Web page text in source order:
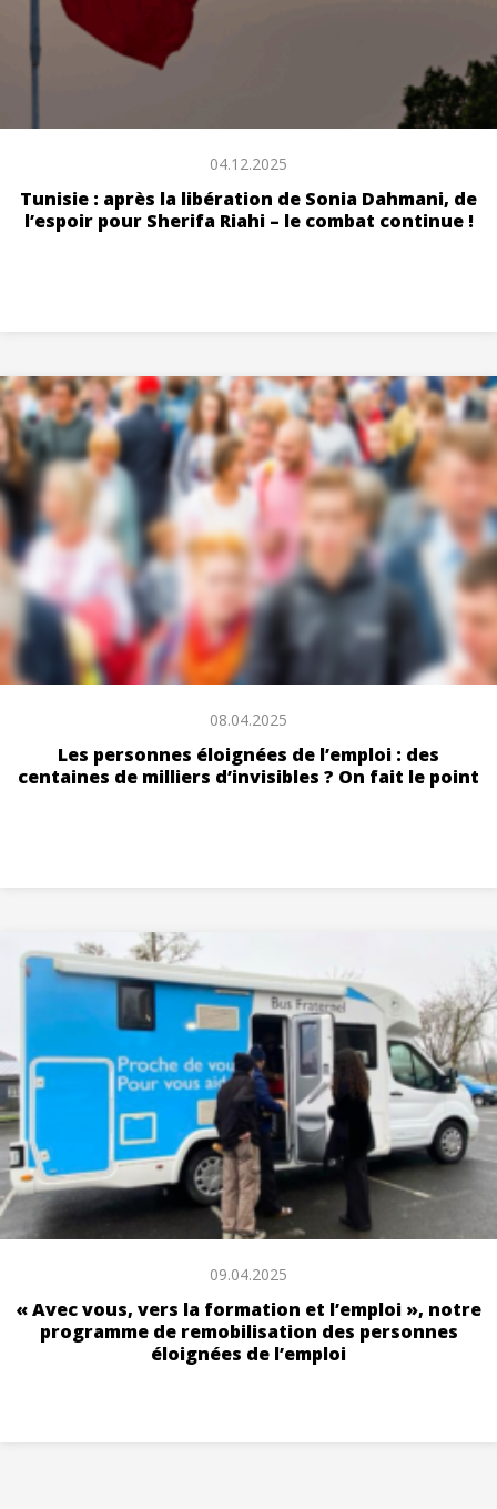
04.12.2025
Tunisie : après la libération de Sonia Dahmani, de
l’espoir pour Sherifa Riahi – le combat continue !
08.04.2025
Les personnes éloignées de l’emploi : des
centaines de milliers d’invisibles ? On fait le point
09.04.2025
« Avec vous, vers la formation et l’emploi », notre
programme de remobilisation des personnes
éloignées de l’emploi